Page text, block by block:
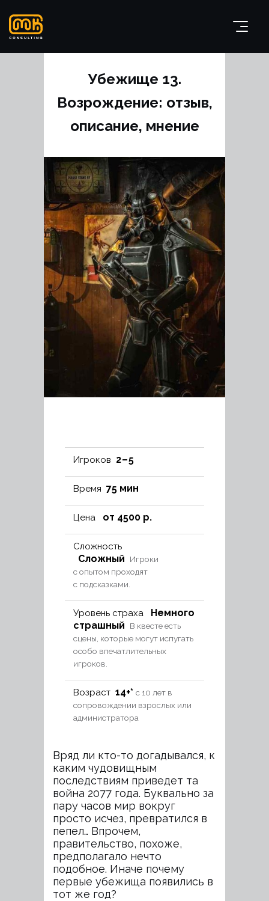
Убежище 13.
Возрождение: отзыв,
описание, мнение
Игроков 2 – 5
Время 75 мин
Цена от 4500 р.
Сложность
Сложный
Игроки
с опытом проходят
с подсказками.
Уровень страха
Немного
страшный
В квесте есть
сцены, которые могут испугать
особо впечатлительных
игроков.
Возраст 14+* с 10 лет в
сопровождении взрослых или
администратора
Вряд ли кто-то догадывался, к
каким чудовищным
последствиям приведет та
война 2077 года. Буквально за
пару часов мир вокруг
просто исчез, превратился в
пепел… Впрочем,
правительство, похоже,
предполагало нечто
подобное. Иначе почему
первые убежища появились в
тот же год?